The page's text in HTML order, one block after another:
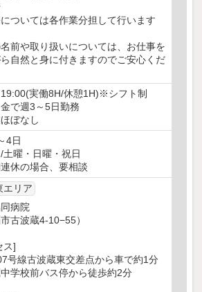
ついては各作業分担して行います
前や取り扱いについては、お仕事を
ら自然と身に付きますのでご安心くだ
実働8H/休憩1H)※シフト制
で週3～5日勤務
ぼなし
4日
土曜・日曜・祝日
休の場合、要相談
エリア
病院
市古波蔵4-10−55）
ス]
号線古波蔵東交差点から車で約1分
学校前バス停から徒歩約2分